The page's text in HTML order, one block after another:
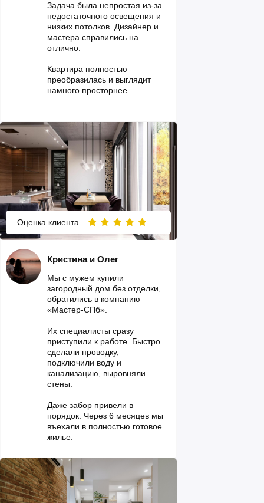
Задача была непростая из-за
недостаточного освещения и
низких потолков. Дизайнер и
мастера справились на
отлично.
Квартира полностью
преобразилась и выглядит
намного просторнее.
Оценка клиента
Мы с мужем купили
загородный дом без отделки,
обратились в компанию
«Мастер-СПб».
Их специалисты сразу
приступили к работе. Быстро
сделали проводку,
подключили воду и
канализацию, выровняли
стены.
Даже забор привели в
порядок. Через 6 месяцев мы
въехали в полностью готовое
жилье.
Кристина и Олег